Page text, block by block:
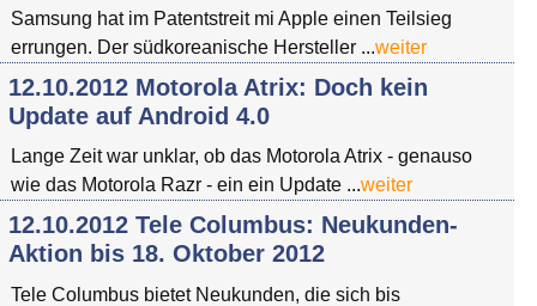
Samsung hat im Patentstreit mi Apple einen Teilsieg
errungen. Der südkoreanische Hersteller ...weiter
12.10.2012 Motorola Atrix: Doch kein
Update auf Android 4.0
Lange Zeit war unklar, ob das Motorola Atrix - genauso
wie das Motorola Razr - ein ein Update ...weiter
12.10.2012 Tele Columbus: Neukunden-
Aktion bis 18. Oktober 2012
Tele Columbus bietet Neukunden, die sich bis